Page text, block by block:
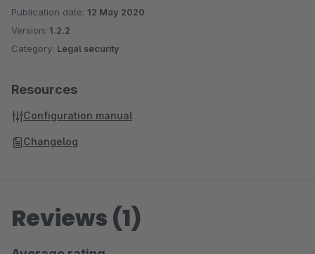
Publication date: 12 May 2020
Version: 1.2.2
Category: Legal security
Resources
Configuration manual
Changelog
Reviews (1)